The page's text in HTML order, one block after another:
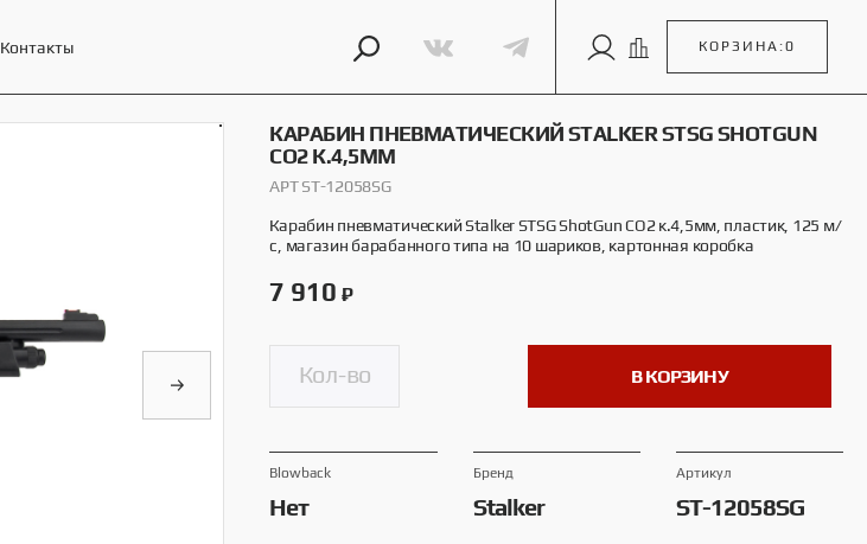
Контакты КОРЗИНА:0
КАРАБИН ПНЕВМАТИЧЕСКИЙ STALKER STSG SHOTGUN
CO2 К.4,5ММ
АРТ ST-12058SG
Карабин пневматический Stalker STSG ShotGun CO2 к.4,5мм, пластик, 125 м/
с, магазин барабанного типа на 10 шариков, картонная коробка
7 910 ₽
В КОРЗИНУ
Blowback
Нет
Брeнд
Stalker
Артикул
ST-12058SG